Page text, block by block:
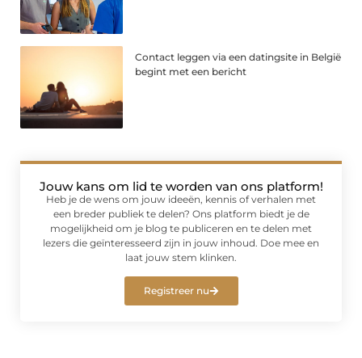
Contact leggen via een datingsite in België
begint met een bericht
Jouw kans om lid te worden van ons platform!
Heb je de wens om jouw ideeën, kennis of verhalen met
een breder publiek te delen? Ons platform biedt je de
mogelijkheid om je blog te publiceren en te delen met
lezers die geïnteresseerd zijn in jouw inhoud. Doe mee en
laat jouw stem klinken.
Registreer nu